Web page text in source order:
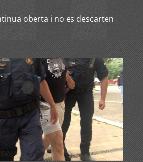
oberta i no es descarten